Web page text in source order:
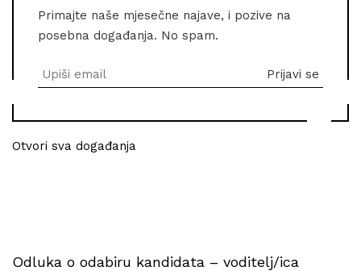
Primajte naše mjesečne najave, i pozive na
posebna događanja. No spam.
Otvori sva događanja
Odluka o odabiru kandidata – voditelj/ica